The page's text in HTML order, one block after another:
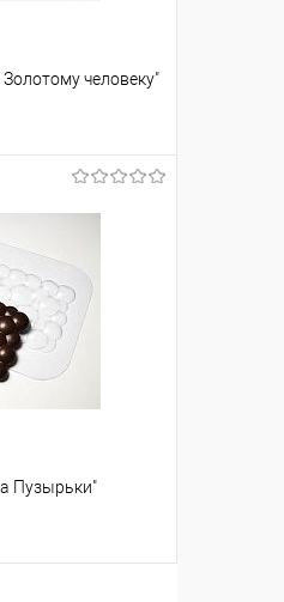
человеку"
Сравнение
В наличии
Пузырьки"